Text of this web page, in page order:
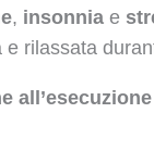
, insonnia e
rilassata